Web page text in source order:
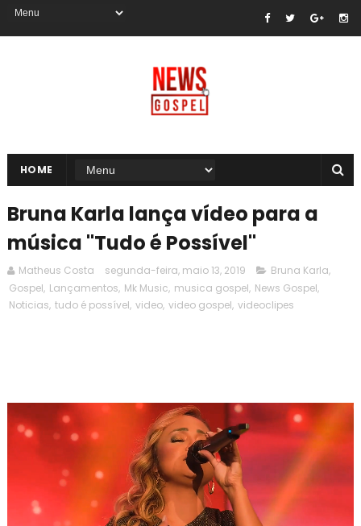
HOME
Bruna Karla lança vídeo para a
música "Tudo é Possível"
Matheus Costa segunda-feira, maio 13, 2019 Bruna Karla,
Gospel, Lançamentos, Mk Music, musica gospel, News Gospel,
Noticias, tudo é possível, video, video gospel, videoclipes